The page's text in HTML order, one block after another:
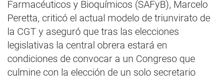
Farmacéuticos y Bioquímicos (SAFyB), Marcelo
Peretta, criticó el actual modelo de triunvirato de
la CGT y aseguró que tras las elecciones
legislativas la central obrera estará en
condiciones de convocar a un Congreso que
culmine con la elección de un solo secretario